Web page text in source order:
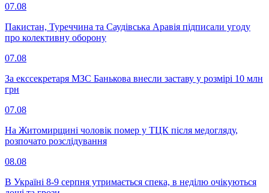
07.08
Пакистан, Туреччина та Саудівська Аравія підписали угоду
про колективну оборону
07.08
За екссекретаря МЗС Банькова внесли заставу у розмірі 10 млн
грн
07.08
На Житомирщині чоловік помер у ТЦК після медогляду,
розпочато розслідування
08.08
В Україні 8-9 серпня утримається спека, в неділю очікуються